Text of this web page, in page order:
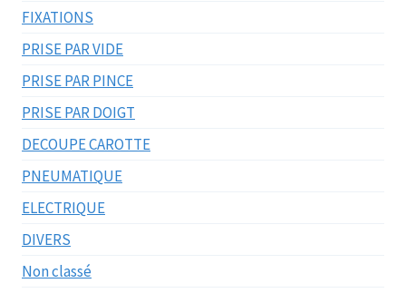
FIXATIONS
PRISE PAR VIDE
PRISE PAR PINCE
PRISE PAR DOIGT
DECOUPE CAROTTE
PNEUMATIQUE
ELECTRIQUE
DIVERS
Non classé